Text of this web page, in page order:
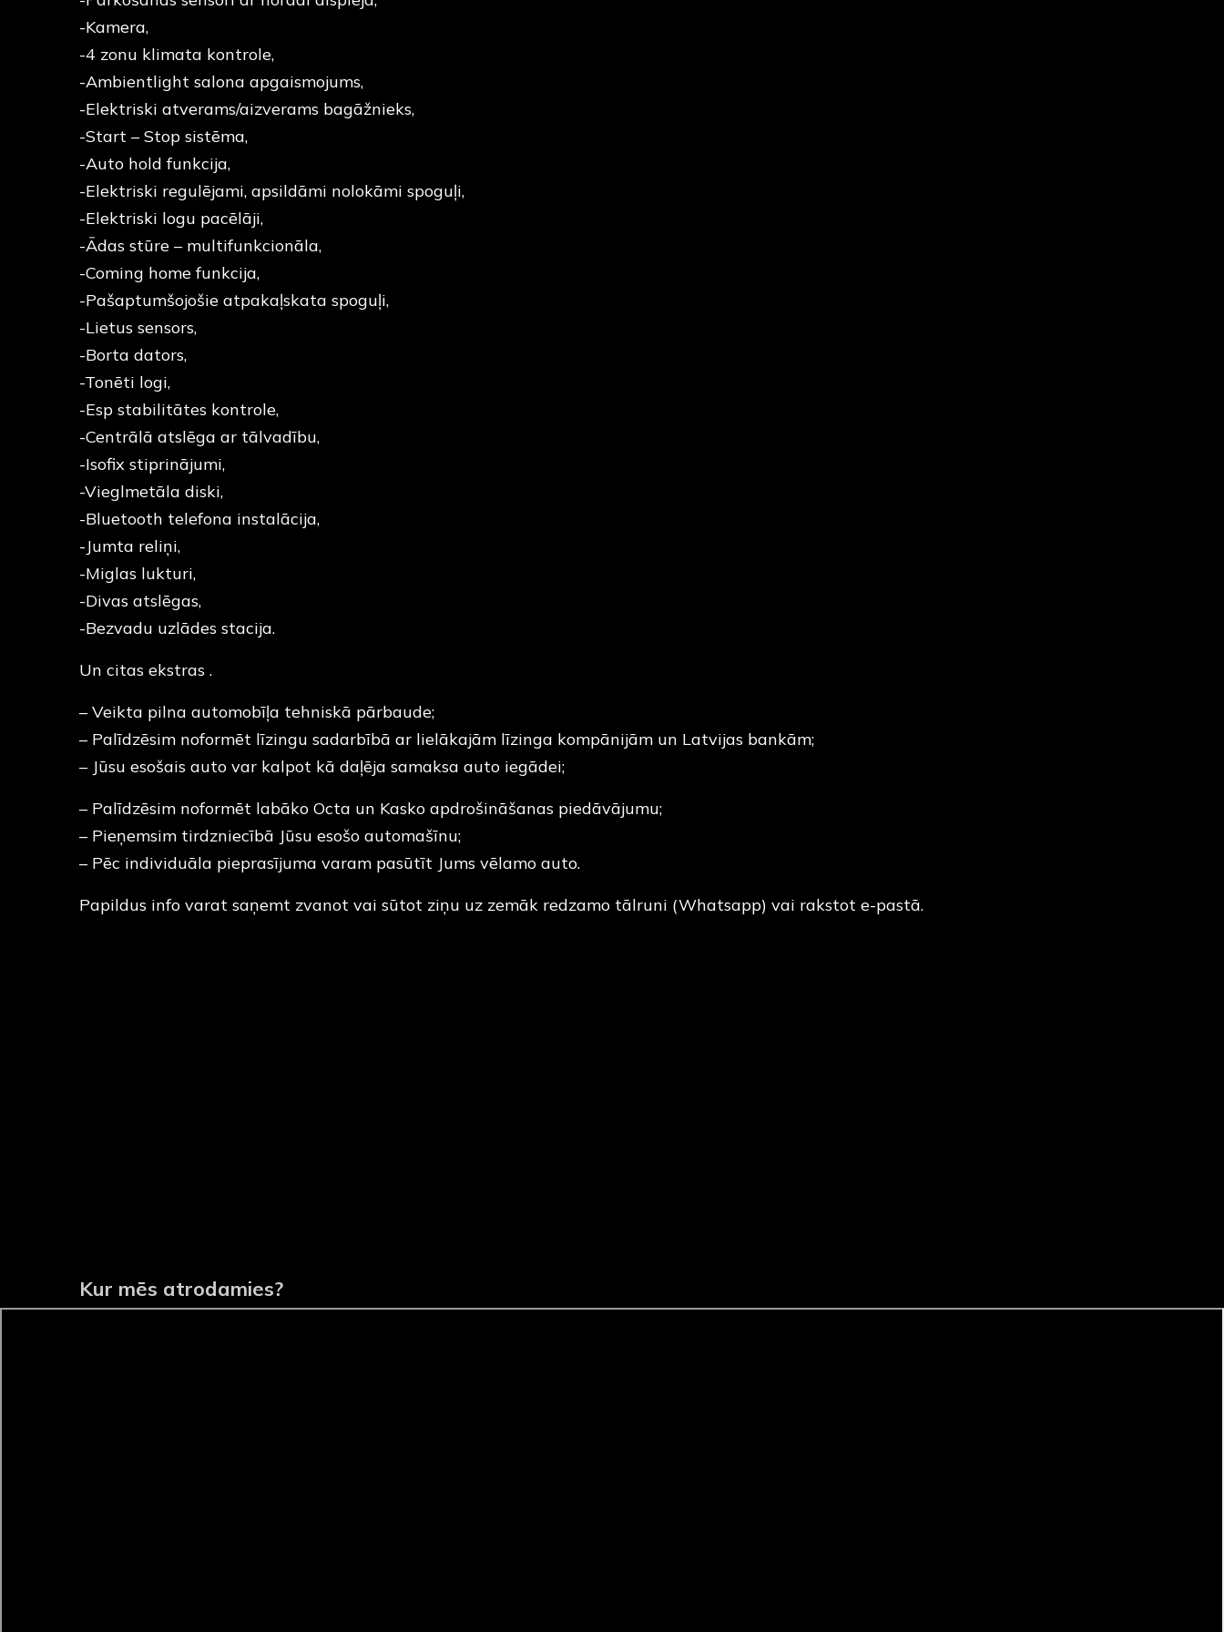
-Kamera,
-4 zonu klimata kontrole,
-Ambientlight salona apgaismojums,
-Elektriski atverams/aizverams bagāžnieks,
-Start – Stop sistēma,
-Auto hold funkcija,
-Elektriski regulējami, apsildāmi nolokāmi spoguļi,
-Elektriski logu pacēlāji,
-Ādas stūre – multifunkcionāla,
-Coming home funkcija,
-Pašaptumšojošie atpakaļskata spoguļi,
-Lietus sensors,
-Borta dators,
-Tonēti logi,
-Esp stabilitātes kontrole,
-Centrālā atslēga ar tālvadību,
-Isofix stiprinājumi,
-Vieglmetāla diski,
-Bluetooth telefona instalācija,
-Jumta reliņi,
-Miglas lukturi,
-Divas atslēgas,
-Bezvadu uzlādes stacija.
Un citas ekstras .
– Veikta pilna automobīļa tehniskā pārbaude;
– Palīdzēsim noformēt līzingu sadarbībā ar lielākajām līzinga kompānijām un Latvijas bankām;
– Jūsu esošais auto var kalpot kā daļēja samaksa auto iegādei;
– Palīdzēsim noformēt labāko Octa un Kasko apdrošināšanas piedāvājumu;
– Pieņemsim tirdzniecībā Jūsu esošo automašīnu;
– Pēc individuāla pieprasījuma varam pasūtīt Jums vēlamo auto.
Papildus info varat saņemt zvanot vai sūtot ziņu uz zemāk redzamo tālruni (Whatsapp) vai rakstot e-pastā.
Kur mēs atrodamies?